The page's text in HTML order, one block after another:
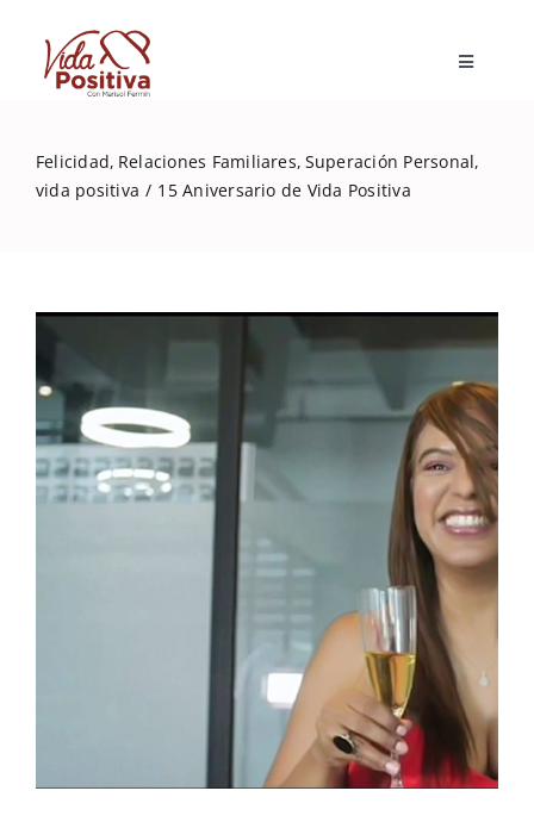
content
Toggle
Capacitaciones
Felicidad Relaciones Familiares Superación Personal
vida positiva
15 Aniversario de Vida Positiva